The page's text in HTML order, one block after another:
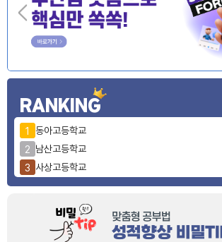
RANKING
1 동아고등학교
2 남산고등학교
3 사상고등학교
4 양정고등학교
부산동여자고등학교